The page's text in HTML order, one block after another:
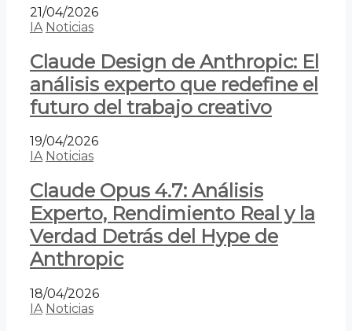
21/04/2026
IA Noticias
Claude Design de Anthropic: El
análisis experto que redefine el
futuro del trabajo creativo
19/04/2026
IA Noticias
Claude Opus 4.7: Análisis
Experto, Rendimiento Real y la
Verdad Detrás del Hype de
Anthropic
18/04/2026
IA Noticias